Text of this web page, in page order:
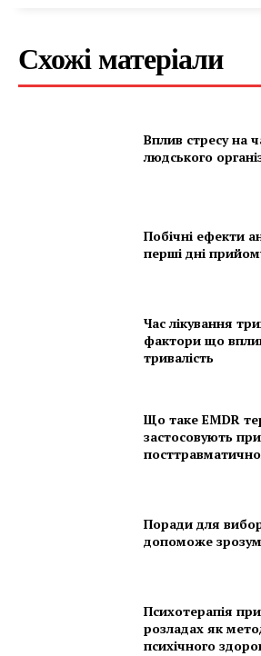
Схожі матеріали
Вплив стресу на
людського
Побічні ефекти
перші дні
Час лікування
фактори що
тривалість
Що таке EMDR
застосовують при
Поради для
допоможе
Психотерапія
розладах як
психічного